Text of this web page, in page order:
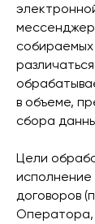
в объеме,
сбора
Цели
договоров
Оператора,